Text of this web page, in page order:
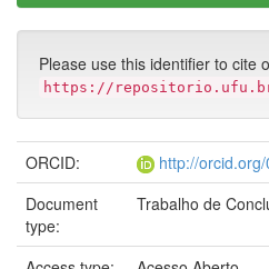
Please use this identifier to cite
https://repositorio.ufu.br/
ORCID:
http://
Document
type:
Trabalho de